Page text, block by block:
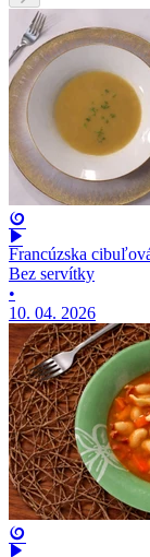
Francúzska
Bez servítky
•
10. 04. 2026